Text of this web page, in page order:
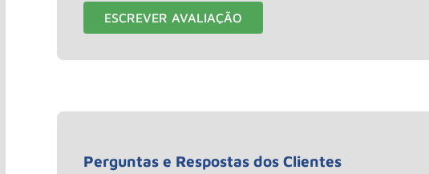
ESCREVER AVALIAÇÃO
Perguntas e Respostas dos Clientes